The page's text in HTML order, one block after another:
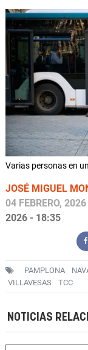
Varias personas en
JOSÉ MIGUEL
04 FEBRERO,
2026 - 18:35
PAMPLONA
VILLAVESAS
TCC
NOTICIAS